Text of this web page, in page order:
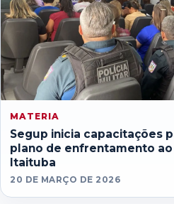
MATERIA
Segup inicia capacitações
plano de enfrentamento
Itaituba
20 DE MARÇO DE 2026